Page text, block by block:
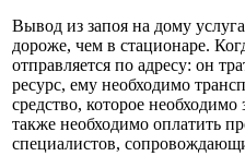
Вывод из запоя на дому
дороже, чем в стационаре.
отправляется по адресу: он
ресурс, ему необходимо
средство, которое необходимо
также необходимо оплатить
специалистов,